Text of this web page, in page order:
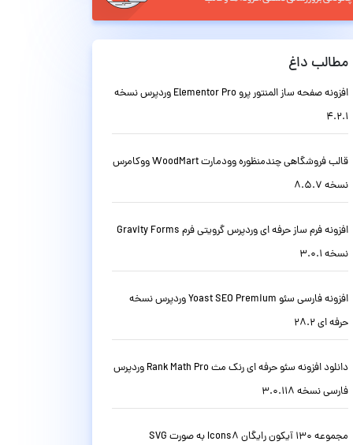
مطالب داغ
افزونه صفحه ساز المنتور پرو Elementor Pro وردپرس نسخه
4.2.1
قالب فروشگاهی چندمنظوره وودمارت WoodMart ووکامرس
نسخه 8.5.7
افزونه فرم ساز حرفه ای وردپرس گرویتی فرم Gravity Forms
نسخه 3.0.1
افزونه فارسی سئو Yoast SEO Premium وردپرس نسخه
حرفه ای 28.2
دانلود افزونه سئو حرفه ای رنک مث Rank Math Pro وردپرس
فارسی نسخه 3.0.118
مجموعه 130 آیکون رایگان Icons8 به صورت SVG